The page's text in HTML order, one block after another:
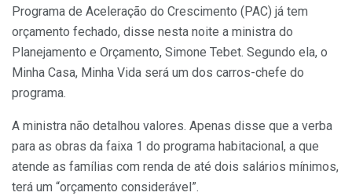
Programa de Aceleração do Crescimento (PAC) já tem
orçamento fechado, disse nesta noite a ministra do
Planejamento e Orçamento, Simone Tebet. Segundo ela, o
Minha Casa, Minha Vida será um dos carros-chefe do
programa.
A ministra não detalhou valores. Apenas disse que a verba
para as obras da faixa 1 do programa habitacional, a que
atende as famílias com renda de até dois salários mínimos,
terá um “orçamento considerável”.